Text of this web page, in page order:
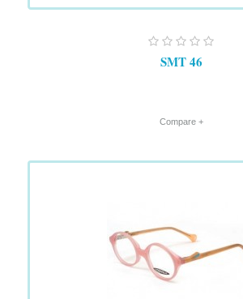
SMT 46
+ Compare